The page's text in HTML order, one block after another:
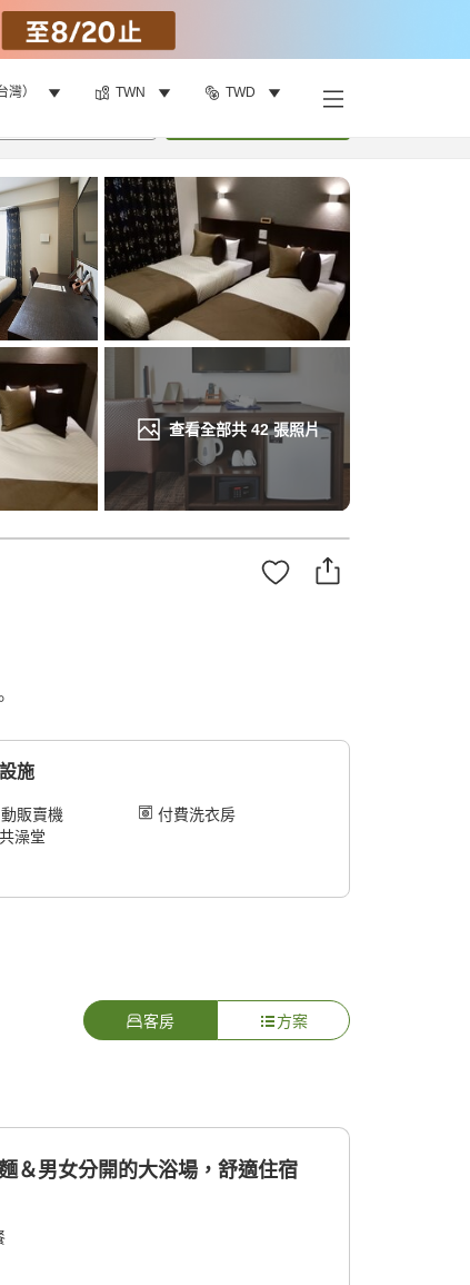
灣） TWN TWD
查看全部共 42張照片
施
販賣機
付費洗衣房
澡堂
客房 方案
＆男女分開的大浴場，舒適住宿